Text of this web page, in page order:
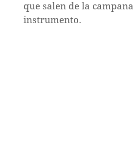
que salen de la
instrumento.